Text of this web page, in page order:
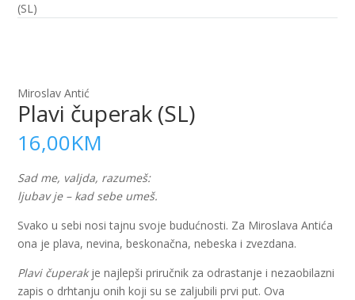
(SL)
Miroslav Antić
Plavi čuperak (SL)
16,00KM
Sad me, valjda, razumeš:
ljubav je – kad sebe umeš.
Svako u sebi nosi tajnu svoje budućnosti. Za Miroslava Antića
ona je plava, nevina, beskonačna, nebeska i zvezdana.
Plavi čuperakje najlepši priručnik za odrastanje i nezaobilazni
zapis o drhtanju onih koji su se zaljubili prvi put. Ova